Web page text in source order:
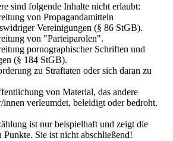
sind folgende Inhalte nicht erlaubt:
von Propagandamitteln
Vereinigungen (§ 86 StGB).
von "Parteiparolen".
pornographischer Schriften und
(§ 184 StGB).
zu Straftaten oder sich daran zu
von Material, das andere
innen verleumdet, beleidigt oder bedroht.
ist nur beispielhaft und zeigt die
Punkte. Sie ist nicht abschließend!